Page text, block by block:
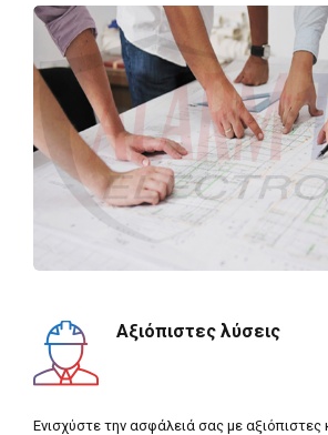
Αξιόπιστες λύσεις
Ενισχύστε την ασφάλειά σας με αξιόπιστες